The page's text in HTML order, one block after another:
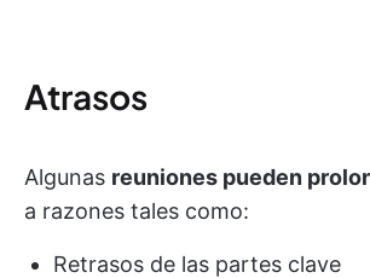
Atrasos
Algunas reuniones pueden
a razones tales como:
Retrasos de las partes clave